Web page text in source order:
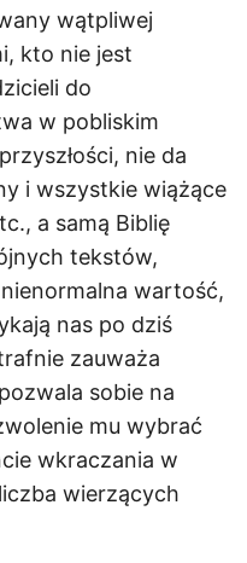
wątpliwej
kto nie jest
do
w pobliskim
nie da
i wszystkie wiążące
a samą Biblię
tekstów,
wartość,
nas po dziś
zauważa
sobie na
mu wybrać
wkraczania w
wierzących